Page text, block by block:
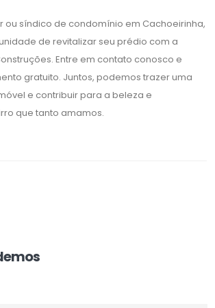
ou síndico de condomínio em Cachoeirinha,
de revitalizar seu prédio com a
Entre em contato conosco e
gratuito. Juntos, podemos trazer uma
e contribuir para a beleza e
que tanto amamos.